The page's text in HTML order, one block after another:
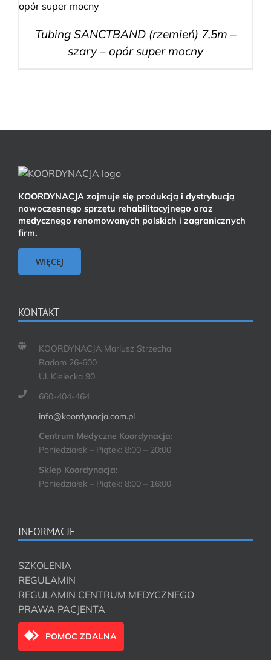
Tubing SANCTBAND (rzemień) 7,5m –
szary – opór super mocny
KOORDYNACJA zajmuje się produkcją i dystrybucją
nowoczesnego sprzętu rehabilitacyjnego oraz
medycznego renomowanych polskich i zagranicznych
firm.
WIĘCEJ
KONTAKT
KOORDYNACJA Mariusz Strzecha
Radom 26-600
Ul. Kielecka 90
660-404-464
info@koordynacja.com.pl
Centrum Medyczne Koordynacja:
Poniedziałek – Piątek: 8:00 – 20:00
Sklep Koordynacja:
Poniedziałek – Piątek: 8:00 – 16:00
INFORMACJE
SZKOLENIA
REGULAMIN
REGULAMIN CENTRUM MEDYCZNEGO
PRAWA PACJENTA
POMOC ZDALNA